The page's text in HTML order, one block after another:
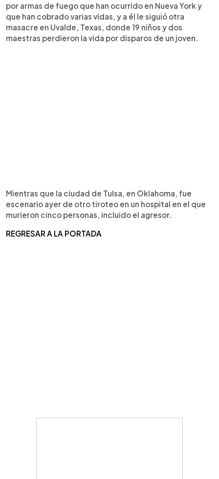
por armas de fuego que han ocurrido en Nueva York y
que han cobrado varias vidas, y a él le siguió otra
masacre en Uvalde, Texas, donde 19 niños y dos
maestras perdieron la vida por disparos de un joven.
Mientras que la ciudad de Tulsa, en Oklahoma, fue
escenario ayer de otro tiroteo en un hospital en el que
murieron cinco personas, incluido el agresor.
REGRESAR A LA PORTADA